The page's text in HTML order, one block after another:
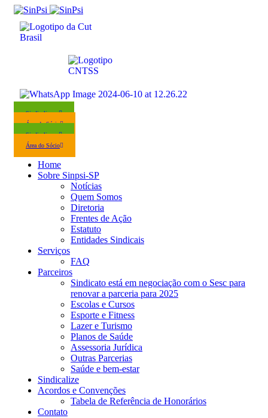
Sindicalize-se
Área do Sócio
Sindicalize-se
Área do Sócio
Home
Sobre Sinpsi-SP
Notícias
Quem Somos
Diretoria
Frentes de Ação
Estatuto
Entidades Sindicais
Serviços
FAQ
Parceiros
Sindicato está em negociação com o Sesc para
renovar a parceria para 2025
Escolas e Cursos
Esporte e Fitness
Lazer e Turismo
Planos de Saúde
Assessoria Jurídica
Outras Parcerias
Saúde e bem-estar
Sindicalize
Acordos e Convenções
Tabela de Referência de Honorários
Contato